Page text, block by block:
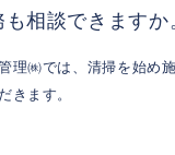
相談できますか
理㈱では、清掃を始め
きます。